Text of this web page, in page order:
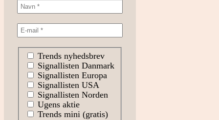
Trends nyhedsbrev
Signallisten Danmark
Signallisten Europa
Signallisten USA
Signallisten Norden
Ugens aktie
Trends mini (gratis)